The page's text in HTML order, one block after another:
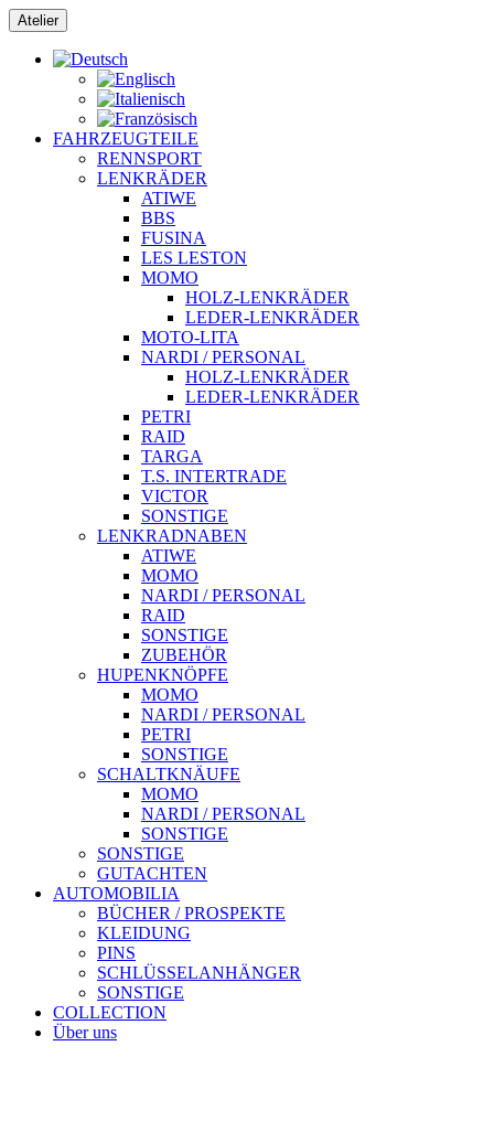
Zum
Inhalt
springen
Atelier
FAHRZEUGTEILE
RENNSPORT
LENKRÄDER
ATIWE
BBS
FUSINA
LES LESTON
MOMO
HOLZ-LENKRÄDER
LEDER-LENKRÄDER
MOTO-LITA
NARDI / PERSONAL
HOLZ-LENKRÄDER
LEDER-LENKRÄDER
PETRI
RAID
TARGA
T.S. INTERTRADE
VICTOR
SONSTIGE
LENKRADNABEN
ATIWE
MOMO
NARDI / PERSONAL
RAID
SONSTIGE
ZUBEHÖR
HUPENKNÖPFE
MOMO
NARDI / PERSONAL
PETRI
SONSTIGE
SCHALTKNÄUFE
MOMO
NARDI / PERSONAL
SONSTIGE
SONSTIGE
GUTACHTEN
AUTOMOBILIA
BÜCHER / PROSPEKTE
KLEIDUNG
PINS
SCHLÜSSELANHÄNGER
SONSTIGE
COLLECTION
Über uns